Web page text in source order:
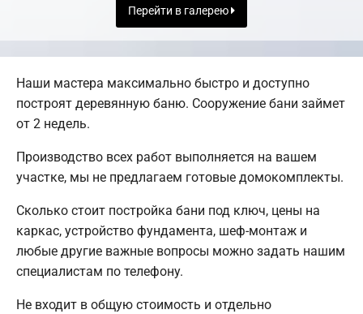
Перейти в галерею
Наши мастера максимально быстро и доступно
построят деревянную баню. Сооружение бани займет
от 2 недель.
Производство всех работ выполняется на вашем
участке, мы не предлагаем готовые домокомплекты.
Сколько стоит постройка бани под ключ, цены на
каркас, устройство фундамента, шеф-монтаж и
любые другие важные вопросы можно задать нашим
специалистам по телефону.
Не входит в общую стоимость и отдельно